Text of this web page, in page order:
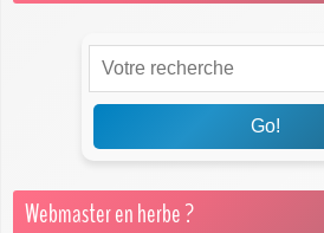
Go!
Webmaster en herbe ?